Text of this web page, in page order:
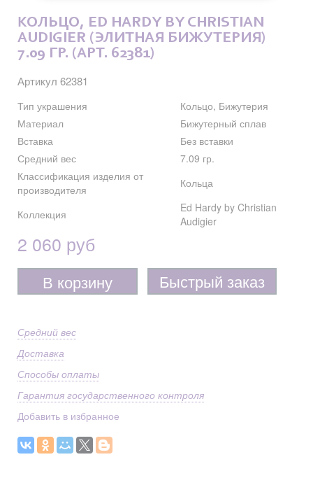
КОЛЬЦО, ED HARDY BY CHRISTIAN
AUDIGIER (ЭЛИТНАЯ БИЖУТЕРИЯ)
7.09 ГР. (АРТ. 62381)
Артикул 62381
Тип украшения
Кольцо, Бижутерия
Материал
Бижутерный сплав
Вставка
Без вставки
Средний вес
7.09 гр.
Классификация изделия от
производителя
Кольца
Коллекция
Ed Hardy by Christian
Audigier
2 060 руб
В корзину Быстрый заказ
Средний вес
Доставка
Способы оплаты
Гарантия государственного контроля
Добавить в избранное